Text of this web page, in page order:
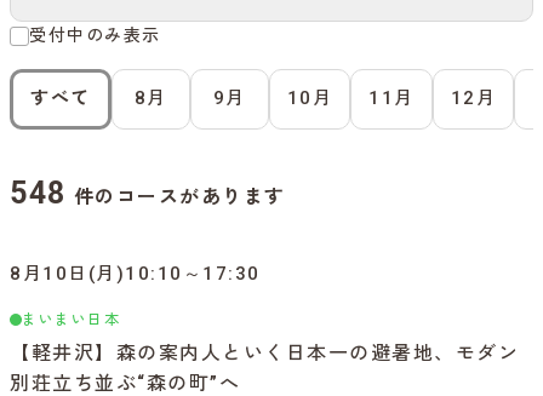
受付中のみ表示
すべて 8月 9月 10月 11月 12月
548 件のコースがあります
8月10日(月)10:10～17:30
まいまい日本
【軽井沢】森の案内人といく日本一の避暑地、モダン
別荘立ち並ぶ“森の町”へ